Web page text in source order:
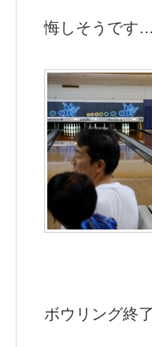
悔しそうです
ボウリング終